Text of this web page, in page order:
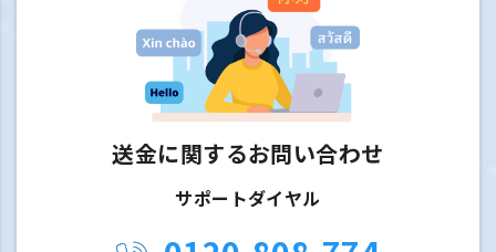
送金に関するお問い合わせ
サポートダイヤル